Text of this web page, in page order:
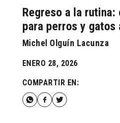
Regreso a la
para perros y
Michel Olguín Lacunza
ENERO 28, 2026
COMPARTIR EN: